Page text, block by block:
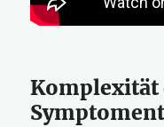
Komplexität